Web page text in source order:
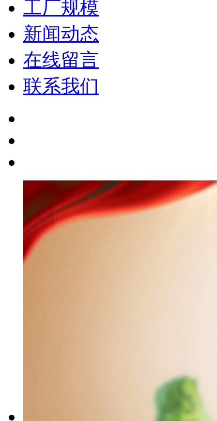
工厂规模
新闻动态
在线留言
联系我们